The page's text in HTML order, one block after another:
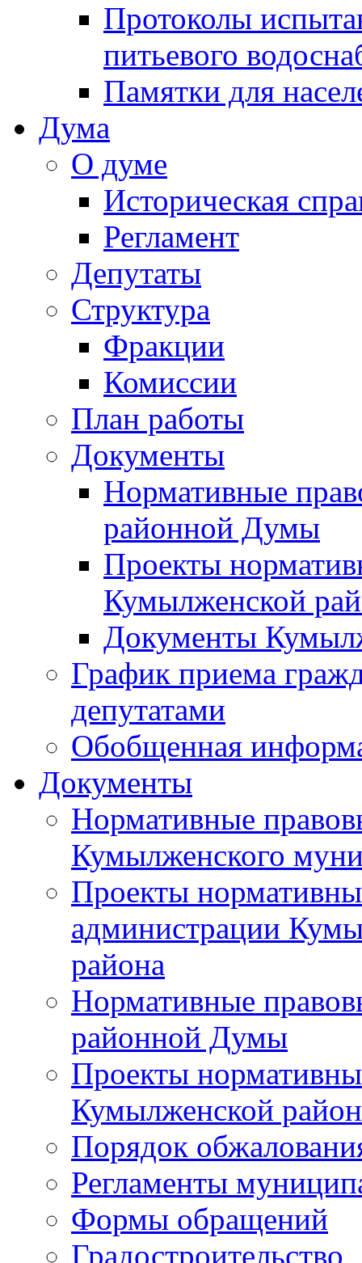
Протоколы
питьевого
Памятки для
Дума
О думе
Историческая
Регламент
Депутаты
Структура
Фракции
Комиссии
План работы
Документы
Нормативные
районной Думы
Проекты
Кумылженской
Документы
График приема
депутатами
Обобщенная
Документы
Нормативные
Кумылженского
Проекты
администрации
района
Нормативные
районной Думы
Проекты
Кумылженской
Порядок
Регламенты
Формы обращений
Градостроительство